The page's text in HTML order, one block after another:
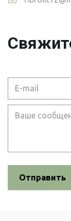
Отправить